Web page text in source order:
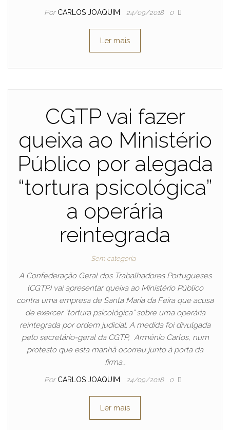
Por CARLOS JOAQUIM 24/09/2018 0
Ler mais
CGTP vai fazer
queixa ao Ministério
Público por alegada
“tortura psicológica”
a operária
reintegrada
Sem categoria
A Confederação Geral dos Trabalhadores Portugueses
(CGTP) vai apresentar queixa ao Ministério Público
contra uma empresa de Santa Maria da Feira que acusa
de exercer “tortura psicológica” sobre uma operária
reintegrada por ordem judicial. A medida foi divulgada
pelo secretário-geral da CGTP, Arménio Carlos, num
protesto que esta manhã ocorreu junto à porta da
firma…
Por CARLOS JOAQUIM 24/09/2018 0
Ler mais